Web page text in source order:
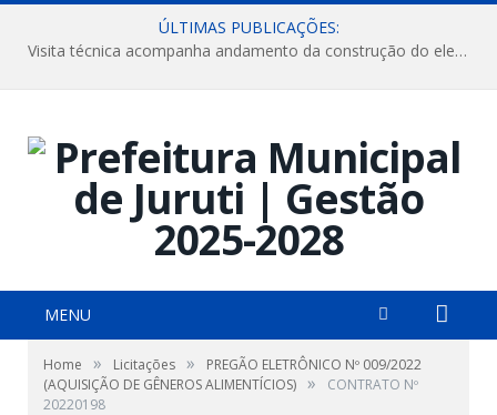
ÚLTIMAS PUBLICAÇÕES:
Visita técnica acompanha andamento da construção do elevado na comunidade Diamantino, região do Miri.
MENU
Home » Licitações »
PREGÃO ELETRÔNICO Nº 009/2022
(AQUISIÇÃO DE GÊNEROS ALIMENTÍCIOS) »
CONTRATO Nº
20220198